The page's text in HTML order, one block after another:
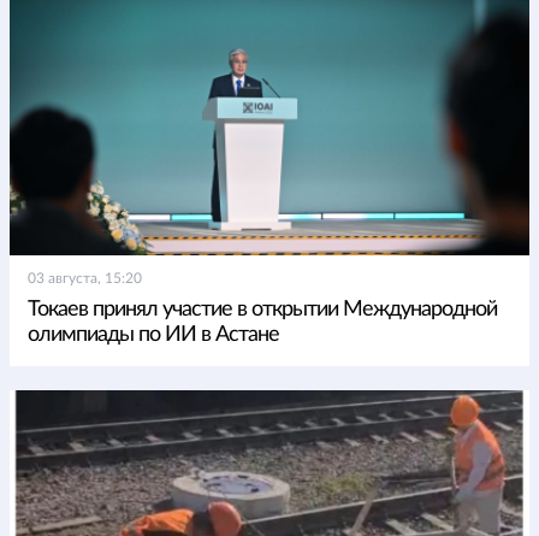
03 августа, 15:20
Токаев принял участие в открытии Международной
олимпиады по ИИ в Астане